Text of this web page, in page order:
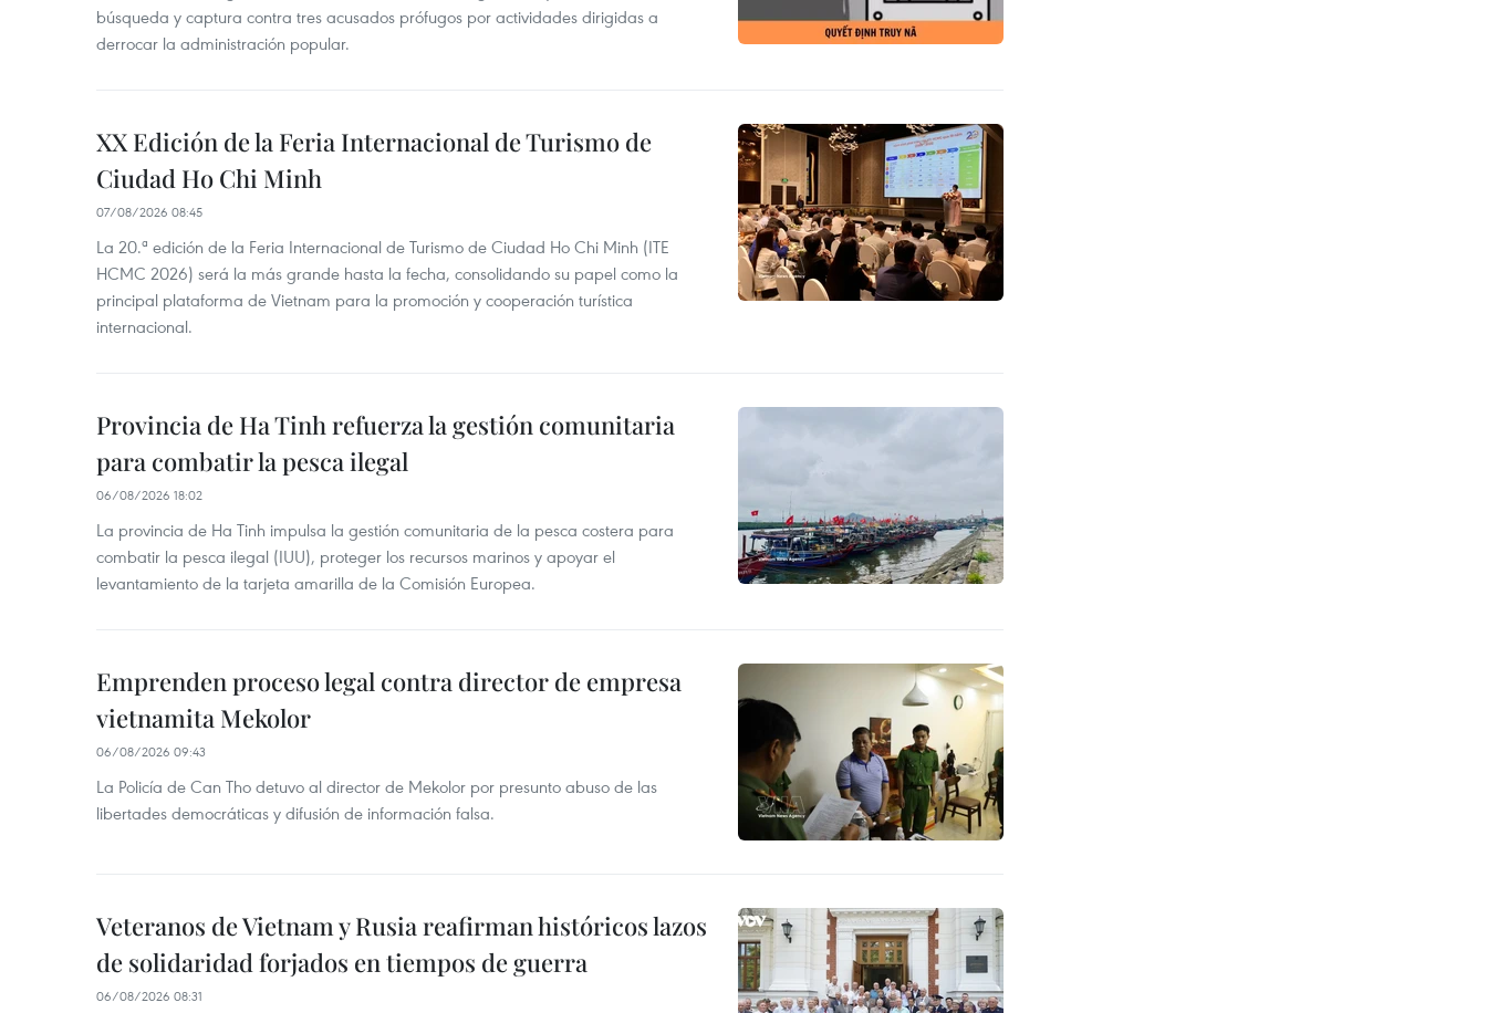
búsqueda y captura contra tres acusados prófugos por actividades dirigidas a
derrocar la administración popular.
XX Edición de la Feria Internacional de Turismo de
Ciudad Ho Chi Minh
07/08/2026 08:45
La 20.ª edición de la Feria Internacional de Turismo de Ciudad Ho Chi Minh (ITE
HCMC 2026) será la más grande hasta la fecha, consolidando su papel como la
principal plataforma de Vietnam para la promoción y cooperación turística
internacional.
Provincia de Ha Tinh refuerza la gestión comunitaria
para combatir la pesca ilegal
06/08/2026 18:02
La provincia de Ha Tinh impulsa la gestión comunitaria de la pesca costera para
combatir la pesca ilegal (IUU), proteger los recursos marinos y apoyar el
levantamiento de la tarjeta amarilla de la Comisión Europea.
Emprenden proceso legal contra director de empresa
vietnamita Mekolor
06/08/2026 09:43
La Policía de Can Tho detuvo al director de Mekolor por presunto abuso de las
libertades democráticas y difusión de información falsa.
Veteranos de Vietnam y Rusia reafirman históricos lazos
de solidaridad forjados en tiempos de guerra
06/08/2026 08:31